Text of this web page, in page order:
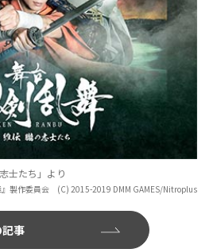
士たち」より
』製作委員会 (C) 2015-2019 DMM GAMES/Nitroplus
事